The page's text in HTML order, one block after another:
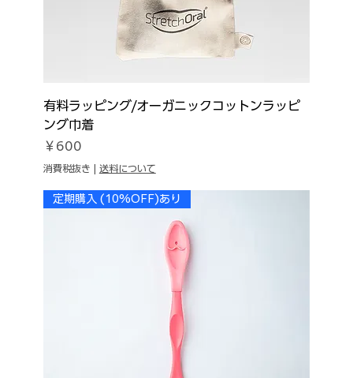
有料ラッピング/オーガニックコットンラッピ
ング巾着
価格
￥600
消費税抜き 送料について
定期購入 (10%OFF)あり